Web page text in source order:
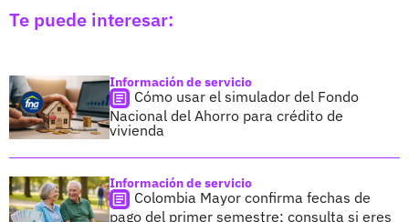
Te puede interesar:
Información de servicio
Cómo usar el simulador del Fondo
Nacional del Ahorro para crédito de
vivienda
Información de servicio
Colombia Mayor confirma fechas de
pago del primer semestre; consulta si eres